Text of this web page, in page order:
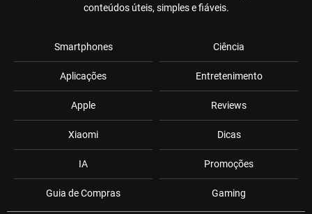
conteúdos úteis, simples e fiáveis.
Smartphones
Aplicações
Apple
Xiaomi
IA
Guia de Compras
Ciência
Entretenimento
Reviews
Dicas
Promoções
Gaming